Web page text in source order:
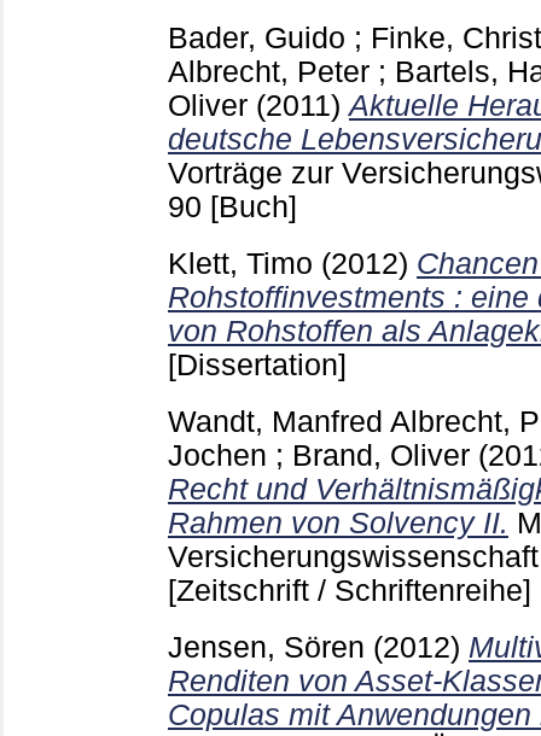
Bader, Guido ; Finke,
Albrecht, Peter ; Bartels,
Oliver (2011)Aktuelle
deutsche
Vorträge zur
90 [Buch]
Klett, Timo (2012)
Rohstoffinvestments :
von Rohstoffen als
[Dissertation]
Wandt, Manfred Albrecht,
Jochen ; Brand, Oliver
Recht und
Rahmen von Solvency II.
[Zeitschrift / Schriftenreihe]
Jensen, Sören (2012)
Renditen von Asset-
Copulas mit